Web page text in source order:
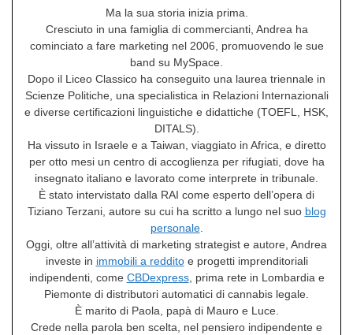
Ma la sua storia inizia prima.
Cresciuto in una famiglia di commercianti, Andrea ha
cominciato a fare marketing nel 2006, promuovendo le sue
band su MySpace.
Dopo il Liceo Classico ha conseguito una laurea triennale in
Scienze Politiche, una specialistica in Relazioni Internazionali
e diverse certificazioni linguistiche e didattiche (TOEFL, HSK,
DITALS).
Ha vissuto in Israele e a Taiwan, viaggiato in Africa, e diretto
per otto mesi un centro di accoglienza per rifugiati, dove ha
insegnato italiano e lavorato come interprete in tribunale.
È stato intervistato dalla RAI come esperto dell’opera di
Tiziano Terzani, autore su cui ha scritto a lungo nel suo blog
personale.
Oggi, oltre all’attività di marketing strategist e autore, Andrea
investe in immobili a redditoe progetti imprenditoriali
indipendenti, come CBDexpress, prima rete in Lombardia e
Piemonte di distributori automatici di cannabis legale.
È marito di Paola, papà di Mauro e Luce.
Crede nella parola ben scelta, nel pensiero indipendente e